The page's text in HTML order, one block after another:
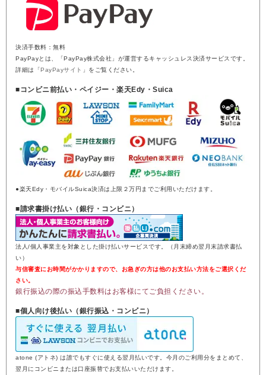
決済手数料：無料
PayPayとは、「PayPay株式会社」が運営するキャッシュレス決済サービスです。
詳細は「PayPayサイト 」をご覧ください。
■コンビニ前払い・ペイジー・楽天Edy・Suica
●楽天Edy・モバイルSuica決済は上限２万円までご利用いただけます。
■請求書掛け払い（銀行・コンビニ）
法人/個人事業主を対象とした掛け払いサービスです。（月末締め翌月末請求書払
い）
与信審査にお時間がかかりますので、お急ぎの方は他のお支払い方法をご選択くだ
さい。
銀行振込の際の振込手数料はお客様にてご負担ください。
■個人向け後払い（銀行振込・コンビニ）
atone (アトネ) は誰でもすぐに使える翌月払いです。今月のご利用分をまとめて、
翌月にコンビニまたは口座振替でお支払いいただけます。